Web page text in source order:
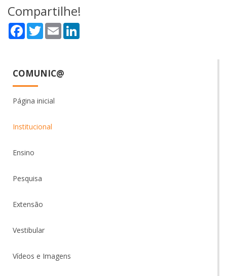
Compartilhe!
Facebook
TwitterEmail
COMUNIC@
Página inicial
Institucional
Ensino
Pesquisa
Extensão
Vestibular
Vídeos e Imagens